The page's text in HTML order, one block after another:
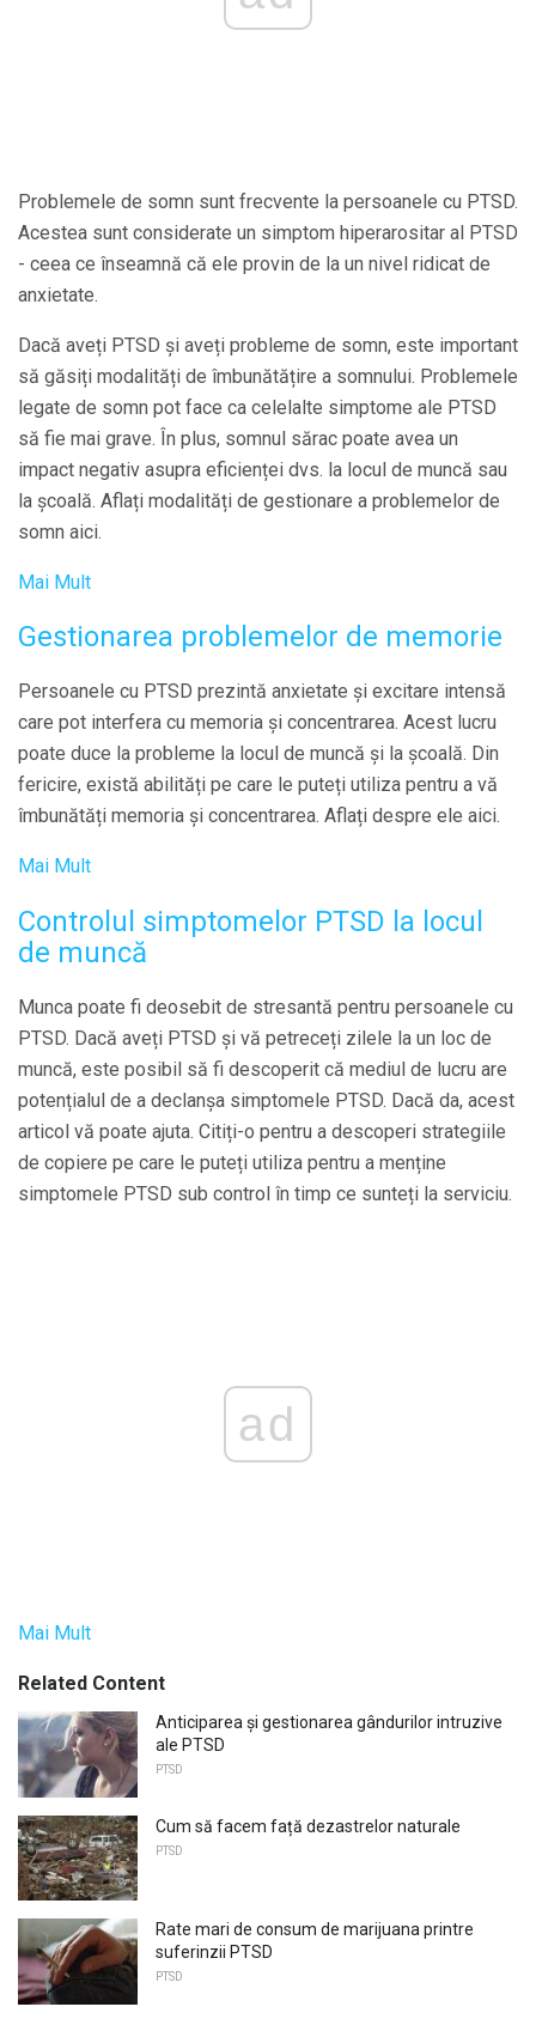
Problemele de somn sunt frecvente la persoanele cu PTSD.
Acestea sunt considerate un simptom hiperarositar al PTSD
- ceea ce înseamnă că ele provin de la un nivel ridicat de
anxietate.
Dacă aveți PTSD și aveți probleme de somn, este important
să găsiți modalități de îmbunătățire a somnului. Problemele
legate de somn pot face ca celelalte simptome ale PTSD
să fie mai grave. În plus, somnul sărac poate avea un
impact negativ asupra eficienței dvs. la locul de muncă sau
la școală. Aflați modalități de gestionare a problemelor de
somn aici.
Mai Mult
Gestionarea problemelor de memorie
Persoanele cu PTSD prezintă anxietate și excitare intensă
care pot interfera cu memoria și concentrarea. Acest lucru
poate duce la probleme la locul de muncă și la școală. Din
fericire, există abilități pe care le puteți utiliza pentru a vă
îmbunătăți memoria și concentrarea. Aflați despre ele aici.
Mai Mult
Controlul simptomelor PTSD la locul
de muncă
Munca poate fi deosebit de stresantă pentru persoanele cu
PTSD. Dacă aveți PTSD și vă petreceți zilele la un loc de
muncă, este posibil să fi descoperit că mediul de lucru are
potențialul de a declanșa simptomele PTSD. Dacă da, acest
articol vă poate ajuta. Citiți-o pentru a descoperi strategiile
de copiere pe care le puteți utiliza pentru a menține
simptomele PTSD sub control în timp ce sunteți la serviciu.
ad
Mai Mult
Related Content
Anticiparea și gestionarea gândurilor intruzive
ale PTSD
PTSD
Cum să facem față dezastrelor naturale
PTSD
Rate mari de consum de marijuana printre
suferinzii PTSD
PTSD